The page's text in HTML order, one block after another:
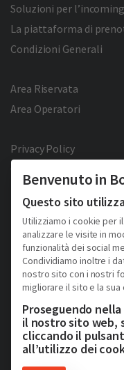
Soluzioni per l’incoming
La piattaforma di
Condizioni Generali
Area Riservata
Area Operatori
Privacy Policy
Facebook
Twitter
2026 ©
Cap. Soc. € 40.000 I.V.
Via Giuseppe
Benvenuto in
Questo sito
Utilizziamo i cookie per
analizzare le visite in
funzionalità dei social
Condividiamo inoltre i
nostro sito con i nostri
migliorare il sito e la
Proseguendo
il nostro sito web,
cliccando il
all’utilizzo dei